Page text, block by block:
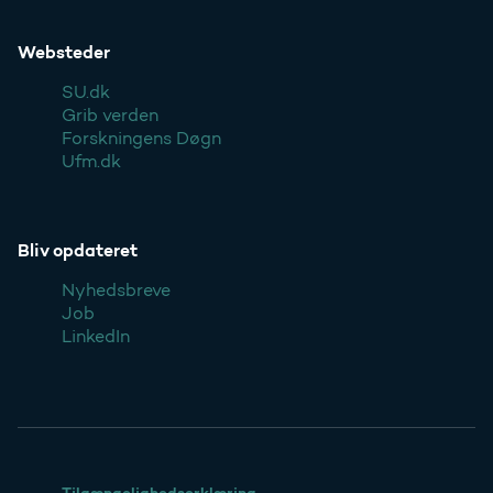
Websteder
SU.dk
Grib verden
Forskningens Døgn
Ufm.dk
Bliv opdateret
Nyhedsbreve
Job
LinkedIn